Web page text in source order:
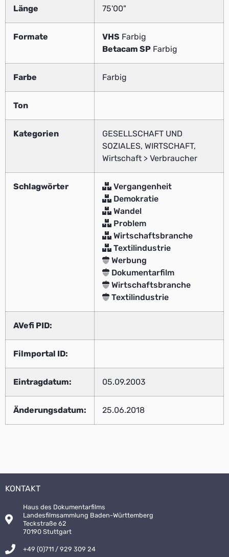
Länge 75'00"
Formate VHS Farbig
Betacam SP Farbig
Farbe Farbig
Ton
Kategorien
GESELLSCHAFT UND
SOZIALES, WIRTSCHAFT,
Wirtschaft > Verbraucher
Schlagwörter
Vergangenheit
Demokratie
Wandel
Problem
Wirtschaftsbranche
Textilindustrie
Werbung
Dokumentarfilm
Wirtschaftsbranche
Textilindustrie
AVefi PID:
Filmportal ID:
Eintragdatum: 05.09.2003
Änderungsdatum: 25.06.2018
KONTAKT
Haus des Dokumentarfilms
Landesfilmsammlung Baden-Württemberg
Teckstraße 62
70190 Stuttgart
+49 (0)711 / 929 309 24